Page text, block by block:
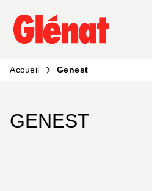
MENU RECHERCHE
PIED DE PAGE
Accueil Genest
GENEST